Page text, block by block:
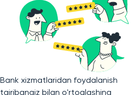
Bank xizmatlaridan foydalanish
tajribangiz bilan o'rtoqlashing